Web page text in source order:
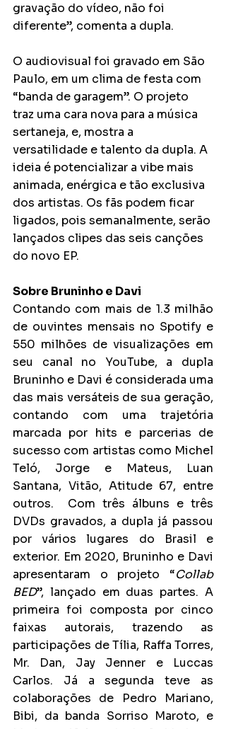
gravação do vídeo, não foi
diferente”, comenta a dupla.
O audiovisual foi gravado em São
Paulo, em um clima de festa com
“banda de garagem”. O projeto
traz uma cara nova para a música
sertaneja, e, mostra a
versatilidade e talento da dupla. A
ideia é potencializar a vibe mais
animada, enérgica e tão exclusiva
dos artistas. Os fãs podem ficar
ligados, pois semanalmente, serão
lançados clipes das seis canções
do novo EP.
Sobre Bruninho e Davi
Contando com mais de 1.3 milhão
de ouvintes mensais no Spotify e
550 milhões de visualizações em
seu canal no YouTube, a dupla
Bruninho e Davi é considerada uma
das mais versáteis de sua geração,
contando com uma trajetória
marcada por hits e parcerias de
sucesso com artistas como Michel
Teló, Jorge e Mateus, Luan
Santana, Vitão, Atitude 67, entre
outros.  Com três álbuns e três
DVDs gravados, a dupla já passou
por vários lugares do Brasil e
exterior. Em 2020, Bruninho e Davi
apresentaram o projeto “Collab
BED”, lançado em duas partes. A
primeira foi composta por cinco
faixas autorais, trazendo as
participações de Tília, Raffa Torres,
Mr. Dan, Jay Jenner e Luccas
Carlos. Já a segunda teve as
colaborações de Pedro Mariano,
Bibi, da banda Sorriso Maroto, e